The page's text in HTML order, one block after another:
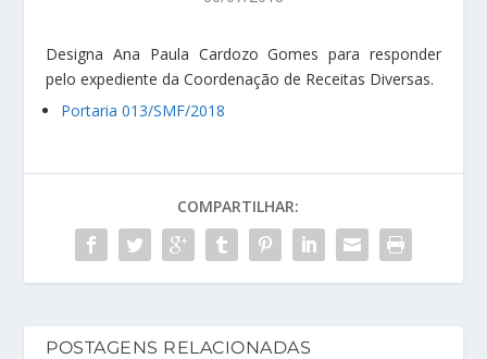
Designa Ana Paula Cardozo Gomes para responder
pelo expediente da Coordenação de Receitas Diversas.
Portaria 013/SMF/2018
COMPARTILHAR:
POSTAGENS RELACIONADAS